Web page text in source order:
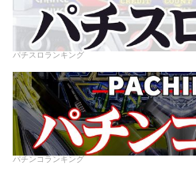
パチスロランキング
パチンコランキング